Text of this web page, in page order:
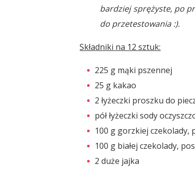
bardziej sprężyste, po
do przetestowania :).
Składniki na 12 sztuk:
225 g mąki pszennej
25 g kakao
2 łyżeczki proszku do
pół łyżeczki sody
100 g gorzkiej czekolady,
100 g białej czekolady,
2 duże jajka